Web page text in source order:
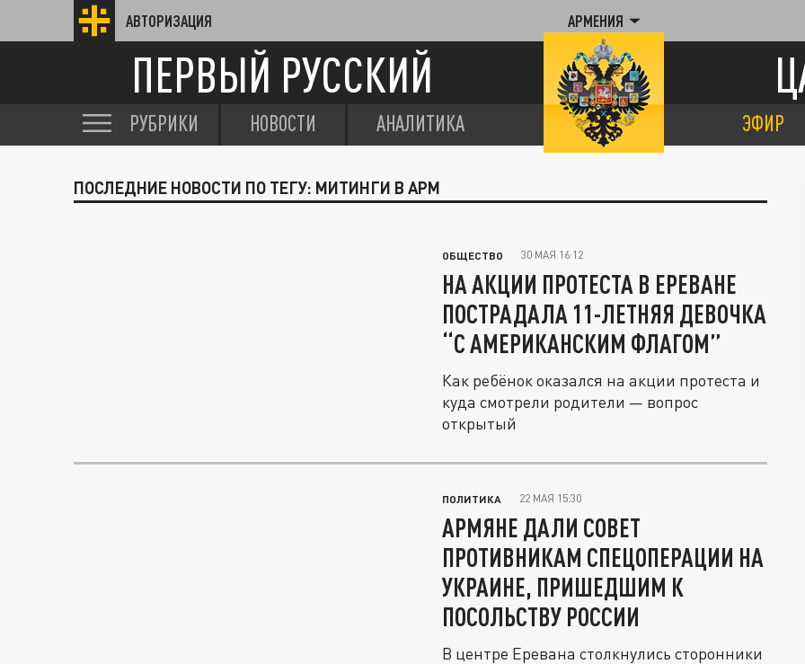
АВТОРИЗАЦИЯ АРМЕНИЯ
ПЕРВЫЙ РУССКИЙ
РУБРИКИ НОВОСТИ АНАЛИТИКА ЭФИР
ПОСЛЕДНИЕ НОВОСТИ ПО ТЕГУ: МИТИНГИ В АРМ
ОБЩЕСТВО 30 МАЯ 16:12
НА АКЦИИ ПРОТЕСТА В ЕРЕВАНЕ
ПОСТРАДАЛА 11-ЛЕТНЯЯ ДЕВОЧКА
“С АМЕРИКАНСКИМ ФЛАГОМ”
Как ребёнок оказался на акции протеста и
куда смотрели родители — вопрос
открытый
ПОЛИТИКА 22 МАЯ 15:30
АРМЯНЕ ДАЛИ СОВЕТ
ПРОТИВНИКАМ СПЕЦОПЕРАЦИИ НА
УКРАИНЕ, ПРИШЕДШИМ К
ПОСОЛЬСТВУ РОССИИ
В центре Еревана столкнулись сторонники